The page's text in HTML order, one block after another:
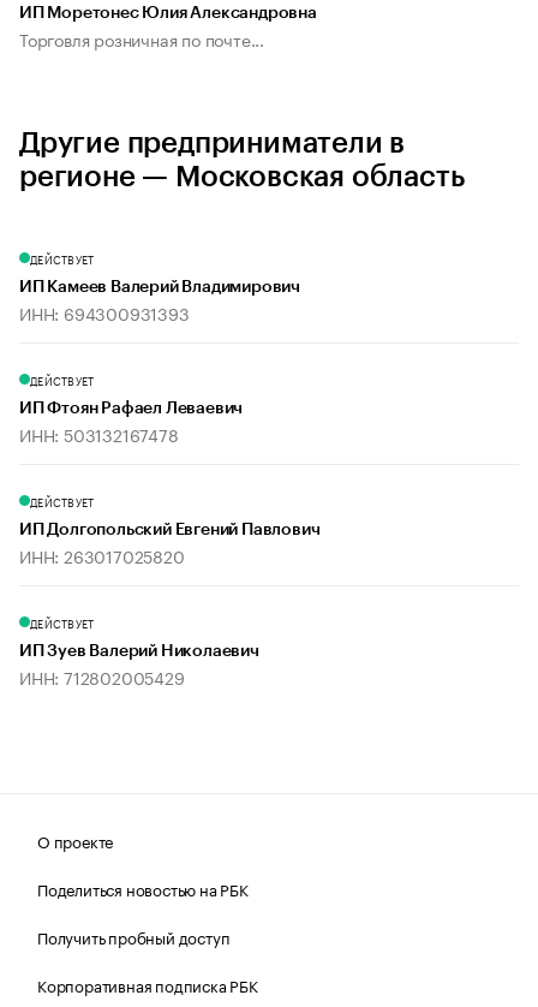
ИП Моретонес Юлия Александровна
Торговля розничная по почте...
Другие предприниматели в
регионе — Московская область
ДЕЙСТВУЕТ
ИП Камеев Валерий Владимирович
ИНН: 694300931393
ДЕЙСТВУЕТ
ИП Фтоян Рафаел Леваевич
ИНН: 503132167478
ДЕЙСТВУЕТ
ИП Долгопольский Евгений Павлович
ИНН: 263017025820
ДЕЙСТВУЕТ
ИП Зуев Валерий Николаевич
ИНН: 712802005429
О проекте
Поделиться новостью на РБК
Получить пробный доступ
Корпоративная подписка РБК